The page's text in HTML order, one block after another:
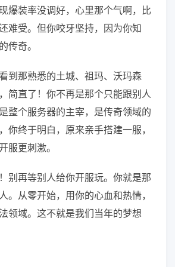
爆装率没调好，心里那个气啊，比
难受。但你咬牙坚持，因为你知
传奇。
到那熟悉的土城、祖玛、沃玛森
简直了！你不再是那个只能跟别人
整个服务器的主宰，是传奇领域的
你终于明白，原来亲手搭建一服，
服更刺激。
别再等别人给你开服玩。你就是那
。从零开始，用你的心血和热情，
领域。这不就是我们当年的梦想